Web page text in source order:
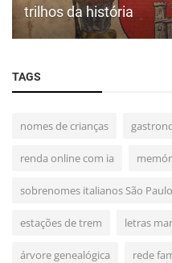
trilhos da história
TAGS
nomes de crianças
renda online com ia
sobrenomes italianos São Paulo
estações de trem letras
árvore genealógica rede